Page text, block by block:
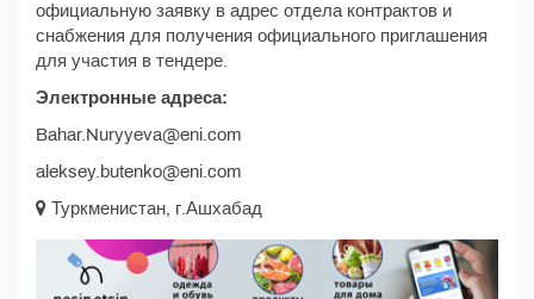
официальную заявку в адрес отдела контрактов и
снабжения для получения официального приглашения
для участия в тендере.
Электронные адреса:
Bahar.Nuryyeva@eni.com
aleksey.butenko@eni.com
Туркменистан, г.Ашхабад